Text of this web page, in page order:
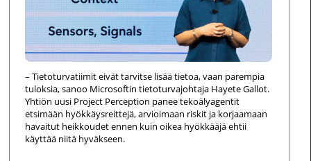
– Tietoturvatiimit eivät tarvitse lisää tietoa, vaan parempia
tuloksia, sanoo Microsoftin tietoturvajohtaja Hayete Gallot.
Yhtiön uusi Project Perception panee tekoälyagentit
etsimään hyökkäysreittejä, arvioimaan riskit ja korjaamaan
havaitut heikkoudet ennen kuin oikea hyökkääjä ehtii
käyttää niitä hyväkseen.